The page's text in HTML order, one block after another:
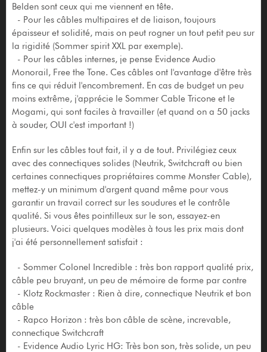
Belden sont ceux qui me viennent en tête.
- Pour les câbles multipaires et de liaison, toujours
épaisseur et solidité, mais on peut rogner un tout petit peu sur
la rigidité (Sommer spirit XXL par exemple).
- Pour les câbles internes, je pense Evidence Audio
Monorail, Free the Tone. Ces câbles ont l'avantage d'être très
fins ce qui réduit l'encombrement. En cas de budget un peu
moins extrême, j'apprécie le Sommer Cable Tricone et le
Mogami, qui sont faciles à travailler (et quand on a 50 jacks
à souder, OUI c'est important !)
Enfin sur les câbles tout fait, il y a de tout. Privilégiez ceux
avec des connectiques solides (Neutrik, Switchcraft ou bien
certaines connectiques propriétaires comme Monster Cable),
mettez-y un minimum d'argent quand même pour vous
garantir un travail correct sur les soudures et le contrôle
qualité. Si vous êtes pointilleux sur le son, essayez-en
plusieurs. Voici quelques modèles à tous les prix mais dont
j'ai été personnellement satisfait :
- Sommer Colonel Incredible : très bon rapport qualité prix,
câble peu bruyant, un peu de mémoire de forme par contre
- Klotz Rockmaster : Rien à dire, connectique Neutrik et bon
câble
- Rapco Horizon : très bon câble de scène, increvable,
connectique Switchcraft
- Evidence Audio Lyric HG: Très bon son, très solide, un peu